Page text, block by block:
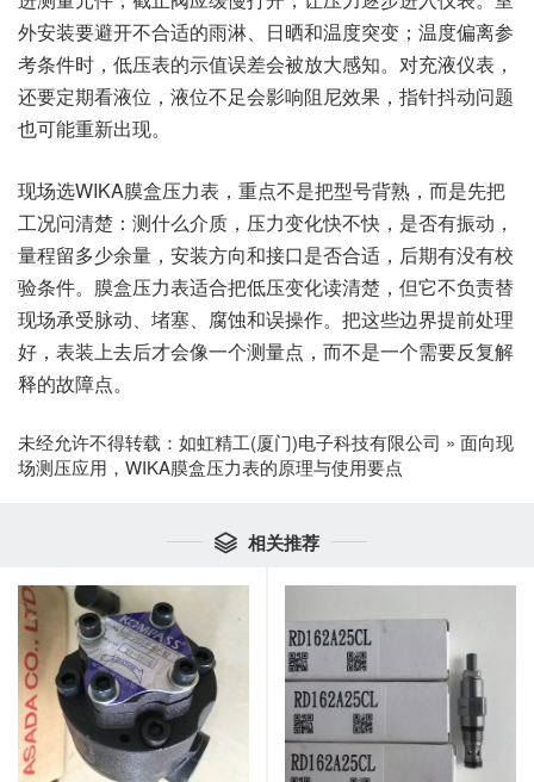
外安装要避开不合适的雨淋、日晒和温度突变；温度偏离参
考条件时，低压表的示值误差会被放大感知。对充液仪表，
还要定期看液位，液位不足会影响阻尼效果，指针抖动问题
也可能重新出现。
现场选WIKA膜盒压力表，重点不是把型号背熟，而是先把
工况问清楚：测什么介质，压力变化快不快，是否有振动，
量程留多少余量，安装方向和接口是否合适，后期有没有校
验条件。膜盒压力表适合把低压变化读清楚，但它不负责替
现场承受脉动、堵塞、腐蚀和误操作。把这些边界提前处理
好，表装上去后才会像一个测量点，而不是一个需要反复解
释的故障点。
未经允许不得转载： 如虹精工(厦门)电子科技有限公司 » 面向现
场测压应用，WIKA膜盒压力表的原理与使用要点
 相关推荐